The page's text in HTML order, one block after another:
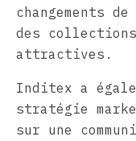
changements
des
attractives.
Inditex a
stratégie
sur une